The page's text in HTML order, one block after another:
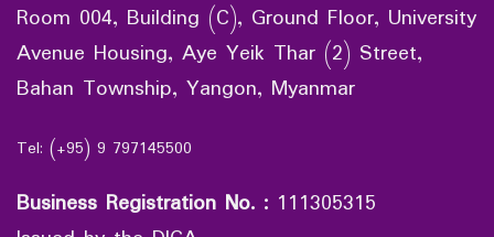
Room 004, Building (C), Ground Floor, University
Avenue Housing, Aye Yeik Thar (2) Street,
Bahan Township, Yangon, Myanmar
Tel: (+95) 9 797145500
Business Registration No. : 111305315